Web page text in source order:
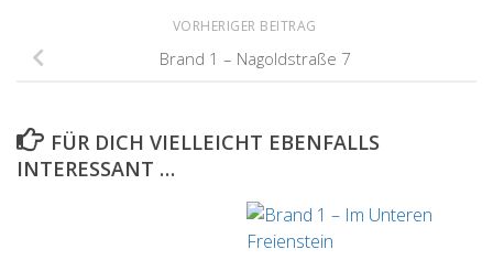
VORHERIGER BEITRAG
Brand 1 – Nagoldstraße 7
FÜR DICH VIELLEICHT EBENFALLS
INTERESSANT …